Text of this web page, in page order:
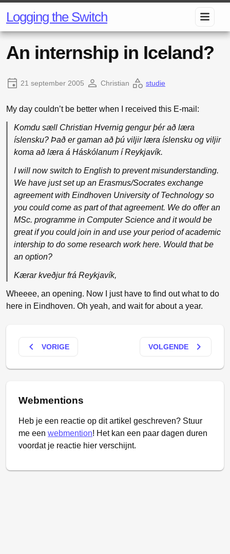
Logging the Switch
An internship in Iceland?
21 september 2005 Christian studie
My day couldn’t be better when I received this E-mail:
Komdu sæll Christian Hvernig gengur þér að læra
íslensku? Það er gaman að þú viljir læra íslensku og viljir
koma að læra á Háskólanum í Reykjavík.
I will now switch to English to prevent misunderstanding.
We have just set up an Erasmus/Socrates exchange
agreement with Eindhoven University of Technology so
you could come as part of that agreement. We do offer an
MSc. programme in Computer Science and it would be
great if you could join in and use your period of academic
intership to do some research work here. Would that be
an option?
Kærar kveðjur frá Reykjavík,
Wheeee, an opening. Now I just have to find out what to do
here in Eindhoven. Oh yeah, and wait for about a year.
keyboard_arrow_left VORIGE VOLGENDE keyboard_arrow_right
Webmentions
Heb je een reactie op dit artikel geschreven? Stuur
me een webmention! Het kan een paar dagen duren
voordat je reactie hier verschijnt.